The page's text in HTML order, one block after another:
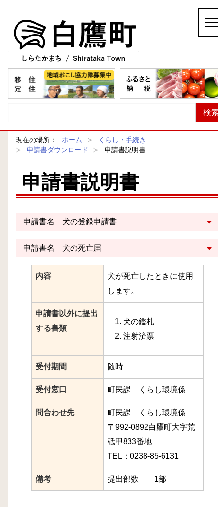
現在の場所： ホーム
くらし・手続き
申請書ダウンロード
申請書説明書
申請書説明書
申請書名 犬の登録申請書
申請書名 犬の死亡届
内容
犬が死亡したときに使用
します。
申請書以外に提出
する書類
犬の鑑札
注射済票
受付期間 随時
受付窓口 町民課 くらし環境係
問合わせ先
町民課 くらし環境係
〒992-0892白鷹町大字荒
砥甲833番地
TEL：0238-85-6131
備考 提出部数 1部